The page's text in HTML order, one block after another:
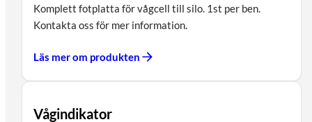
Komplett fotplatta för vågcell till silo. 1st per ben.
Kontakta oss för mer information.
Läs mer om produkten
Vågindikator